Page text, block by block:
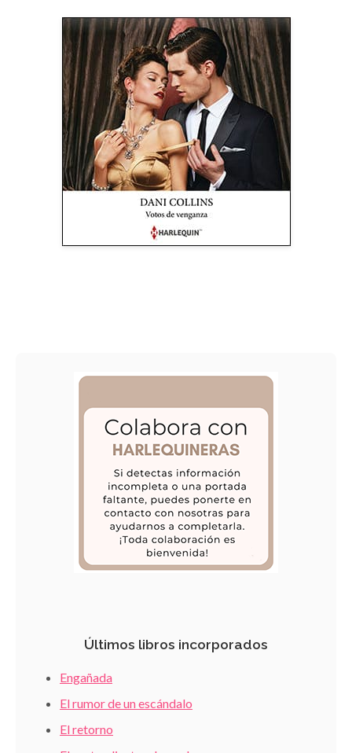
Últimos libros incorporados
Engañada
El rumor de un escándalo
El retorno